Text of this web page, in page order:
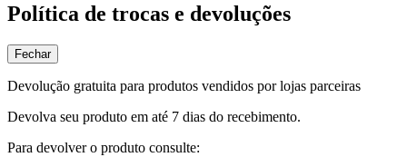
Política de trocas e devoluções
Fechar
Devolução gratuita para produtos vendidos por lojas parceiras
Devolva seu produto em até 7 dias do recebimento.
Para devolver o produto consulte: